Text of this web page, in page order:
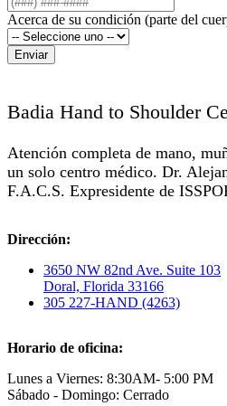
Acerca de su condición (parte del
Badia Hand to Shoulder
Atención completa de mano,
un solo centro médico. Dr.
F.A.C.S. Expresidente de
Dirección:
3650 NW 82nd Ave. Suite 103
Doral, Florida 33166
305 227-HAND (4263)
Horario de oficina:
Lunes a Viernes: 8:30AM- 5:00 PM
Sábado - Domingo: Cerrado